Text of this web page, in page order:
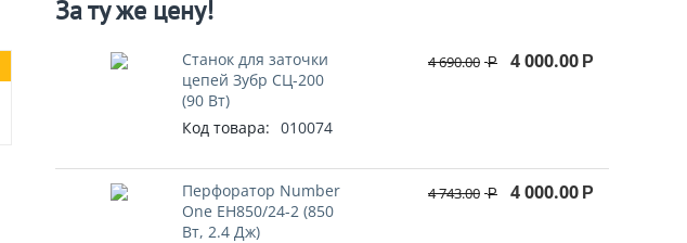
За ту же цену!
Станок для заточки
цепей Зубр СЦ-200
(90 Вт)
Код товара: 010074
4 690.00 Р 4 000.00 Р
Перфоратор Number
One EH850/24-2 (850
Вт, 2.4 Дж)
4 743.00 Р 4 000.00 Р